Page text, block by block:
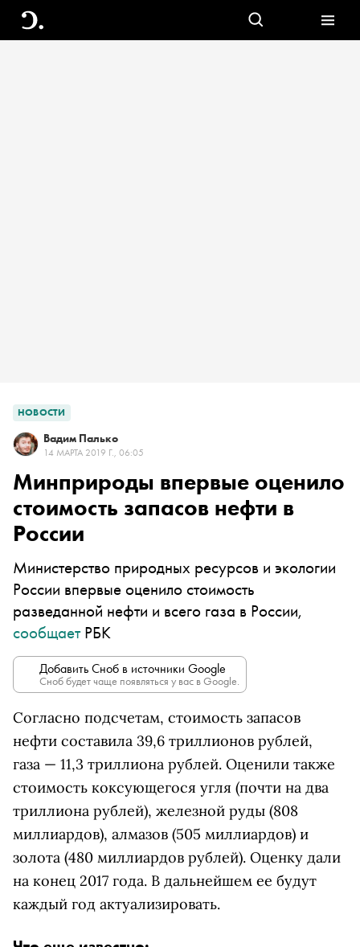
НОВОСТИ
Вадим Палько
14 МАРТА 2019 Г., 06:05
Минприроды впервые оценило
стоимость запасов нефти в
России
Министерство природных ресурсов и экологии
России впервые оценило стоимость
разведанной нефти и всего газа в России,
сообщаетРБК
Добавить Сноб в источники Google
Сноб будет чаще появляться у вас в Google.
Согласно подсчетам, стоимость запасов
нефти составила 39,6 триллионов рублей,
газа — 11,3 триллиона рублей. Оценили также
стоимость коксующегося угля (почти на два
триллиона рублей), железной руды (808
миллиардов), алмазов (505 миллиардов) и
золота (480 миллиардов рублей). Оценку дали
на конец 2017 года. В дальнейшем ее будут
каждый год актуализировать.